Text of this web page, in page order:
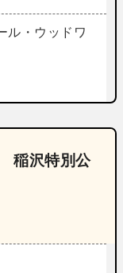
ル・ウッドワ
稲沢特別公